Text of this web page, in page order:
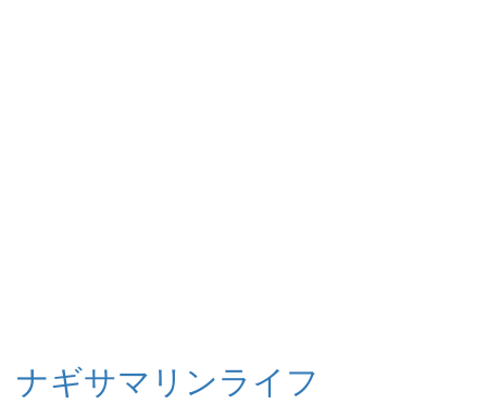
ナギサマリンライフ